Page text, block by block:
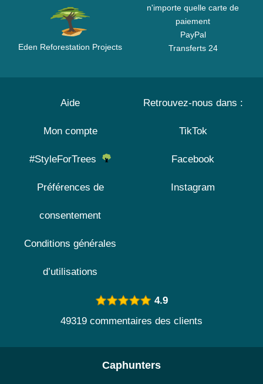
Eden Reforestation Projects
n'importe quelle carte de
paiement
PayPal
Transferts 24
Aide
Mon compte
#StyleForTrees
Préférences de
consentement
Conditions générales
d’utilisations
Retrouvez-nous dans :
TikTok
Facebook
Instagram
4.9
49319 commentaires des clients
Caphunters